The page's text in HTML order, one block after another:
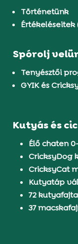
Történetünk
Értékeléseitek
Spórolj
Tenyésztői
GYIK és
Kutyás és
Élő chaten
CricksyDog
CricksyCat
Kutyatáp
72
37